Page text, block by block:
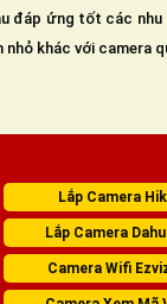
đáp ứng tốt các nhu
nhỏ khác với camera
Lắp Camera
Lắp Camera
Camera Wifi